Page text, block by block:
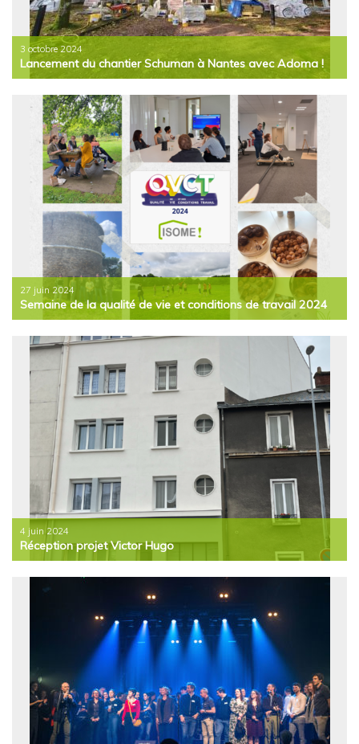
3 octobre 2024
Lancement du chantier Schuman à Nantes avec Adoma !
27 juin 2024
Semaine de la qualité de vie et conditions de travail 2024
4 juin 2024
Réception projet Victor Hugo